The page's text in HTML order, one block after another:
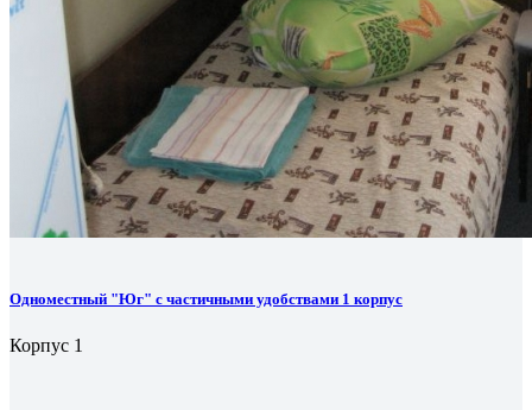
Одноместный "Юг" с частичными удобствами 1 корпус
Корпус 1